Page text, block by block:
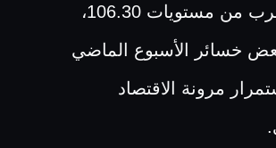
بقوة بالقرب من مستويات 106.30،
خسائر الأسبوع الماضي
مرونة الاقتصاد